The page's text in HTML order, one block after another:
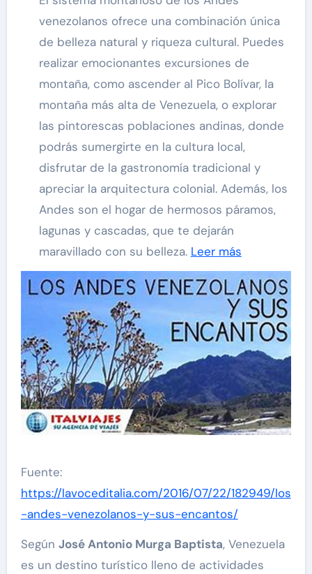
venezolanos ofrece una combinación única
de belleza natural y riqueza cultural. Puedes
realizar emocionantes excursiones de
montaña, como ascender al Pico Bolívar, la
montaña más alta de Venezuela, o explorar
las pintorescas poblaciones andinas, donde
podrás sumergirte en la cultura local,
disfrutar de la gastronomía tradicional y
apreciar la arquitectura colonial. Además, los
Andes son el hogar de hermosos páramos,
lagunas y cascadas, que te dejarán
maravillado con su belleza. Leer más
Fuente:
https://lavoceditalia.com/2016/07/22/182949/los
-andes-venezolanos-y-sus-encantos/
Según José Antonio Murga Baptista, Venezuela
es un destino turístico lleno de actividades